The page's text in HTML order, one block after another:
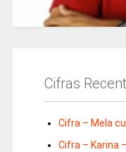
Cifras
Cifra – Mela
Cifra – Karina